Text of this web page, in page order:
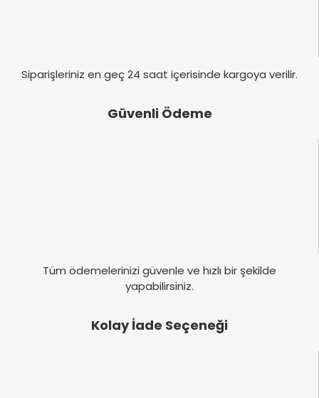
Siparişleriniz en geç 24 saat içerisinde kargoya verilir.
Güvenli Ödeme
Tüm ödemelerinizi güvenle ve hızlı bir şekilde
yapabilirsiniz.
Kolay İade Seçeneği